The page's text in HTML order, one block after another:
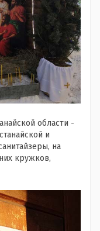
области -
и
на
кружков,